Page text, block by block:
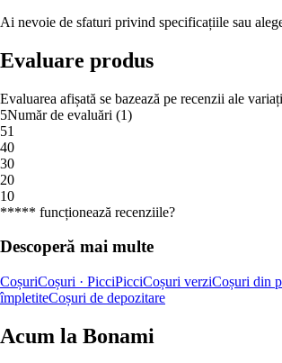
Ai nevoie de sfaturi privind specificațiile sau
Evaluare produs
Evaluarea afișată se bazează pe recenzii ale
5Număr de evaluări (1)
51
40
30
20
10
***** funcționează recenziile?
Descoperă mai multe
CoșuriCoșuri · PicciPicciCoșuri verziCoșuri din
împletiteCoșuri de depozitare
Acum la Bonami